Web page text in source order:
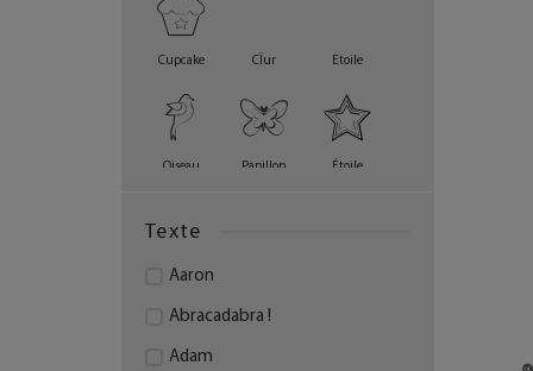
Cupcake CÏur Etoile
Oiseau Papillon Étoile
Texte
Aaron
Abracadabra !
Adam